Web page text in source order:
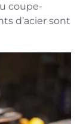
coupe-
d’acier sont